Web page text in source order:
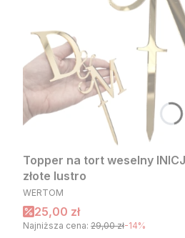
Topper na tort weselny
złote lustro
PRODUCENT
WERTOM
Cena promocyjna
25,00 zł
Najniższa cena: 29,00 zł-14%